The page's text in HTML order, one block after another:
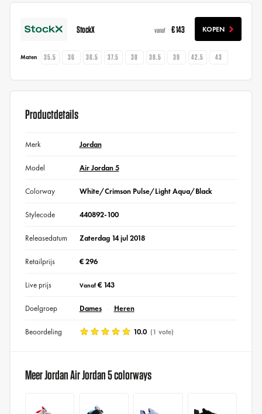
StockX vanaf € 143 KOPEN
Maten 35.5 36 36.5 37.5 38 38.5 39 42.5 43
Productdetails
Merk Jordan
Model Air Jordan 5
Colorway White/Crimson Pulse/Light Aqua/Black
Stylecode 440892-100
Releasedatum Zaterdag 14 jul 2018
Retailprijs € 296
Live prijs Vanaf€ 143
Doelgroep Dames Heren
Beoordeling 10.0 (1 vote)
Meer Jordan Air Jordan 5 colorways